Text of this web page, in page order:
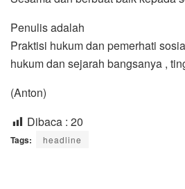
Penulis adalah
Praktisi hukum dan pemerhati
hukum dan sejarah bangsanya ,
(Anton)
Dibaca : 20
Tags: headline